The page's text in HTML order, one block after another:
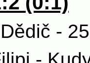
-